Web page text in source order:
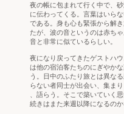
夜の帳に包まれて行く中で、
に伝わってくる。言葉はいら
である。身も心も緊張から解
たが、波の音というのは赤ち
音と非常に似ているらしい。
夜になり戻ってきたゲストハ
は他の宿泊客たちのにぎやか
う。日中のふたり旅とは異な
らない者同士が出会い、集まり
、語らう。そこで築いていく
続きはまた来週以降になるのか